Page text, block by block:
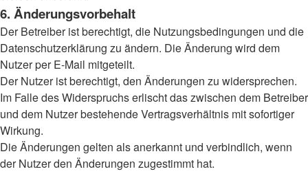
6. Änderungsvorbehalt
Der Betreiber ist berechtigt, die Nutzungsbedingungen und die
Datenschutzerklärung zu ändern. Die Änderung wird dem
Nutzer per E-Mail mitgeteilt.
Der Nutzer ist berechtigt, den Änderungen zu widersprechen.
Im Falle des Widerspruchs erlischt das zwischen dem Betreiber
und dem Nutzer bestehende Vertragsverhältnis mit sofortiger
Wirkung.
Die Änderungen gelten als anerkannt und verbindlich, wenn
der Nutzer den Änderungen zugestimmt hat.